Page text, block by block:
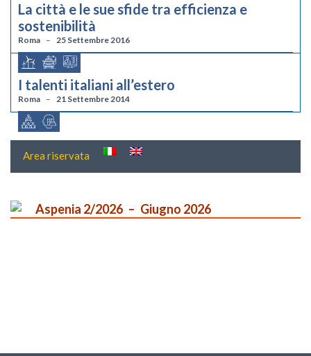
La città e le sue sfide tra efficienza e
sostenibilità
Roma 25 Settembre 2016
I talenti italiani all’estero
Roma 21 Settembre 2014
Area riservata
Aspenia 2/2026 Giugno 2026